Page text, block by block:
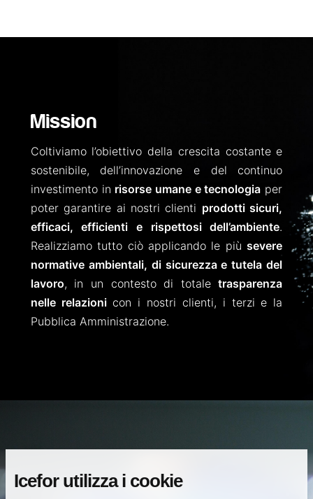
Icefor utilizza i cookie
Mission
Coltiviamo l’obiettivo della crescita costante e
sostenibile, dell’innovazione e del continuo
investimento in risorse umane e tecnologia per
poter garantire ai nostri clienti prodotti sicuri,
efficaci, efficienti e rispettosi dell’ambiente.
Realizziamo tutto ciò applicando le piùsevere
normative ambientali, di sicurezza e tutela del
lavoro, in un contesto di totaletrasparenza
nelle relazionicon i nostri clienti, i terzi e la
Pubblica Amministrazione.